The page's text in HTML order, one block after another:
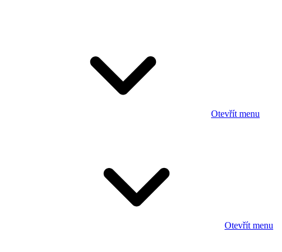
Otevřít menu
Otevřít menu